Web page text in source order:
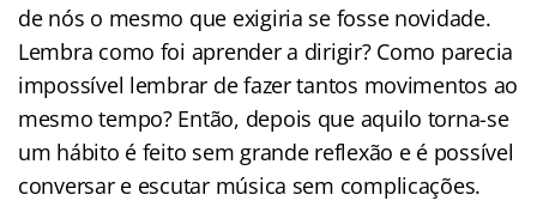
de nós o mesmo que exigiria se fosse novidade.
Lembra como foi aprender a dirigir? Como parecia
impossível lembrar de fazer tantos movimentos ao
mesmo tempo? Então, depois que aquilo torna-se
um hábito é feito sem grande reflexão e é possível
conversar e escutar música sem complicações.